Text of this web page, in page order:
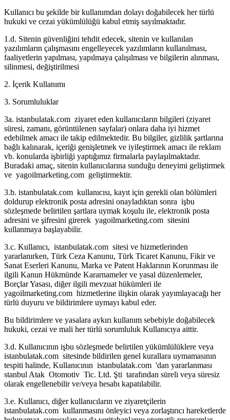
Kullanıcı bu şekilde bir kullanımdan dolayı doğabilecek her türlü
hukuki ve cezai yükümlülüğü kabul etmiş sayılmaktadır.
1.d. Sitenin güvenliğini tehdit edecek, sitenin ve kullanılan
yazılımların çalışmasını engelleyecek yazılımların kullanılması,
faaliyetlerin yapılması, yapılmaya çalışılması ve bilgilerin alınması,
silinmesi, değiştirilmesi
2. İçerik Kullanımı
3. Sorumluluklar
3a. istanbulatak.com ziyaret eden kullanıcıların bilgileri (ziyaret
süresi, zamanı, görüntülenen sayfalar) onlara daha iyi hizmet
edebilmek amacı ile takip edilmektedir. Bu bilgiler, gizlilik şartlarına
bağlı kalınarak, içeriği genişletmek ve iyileştirmek amacı ile reklam
vb. konularda işbirliği yaptığımız firmalarla paylaşılmaktadır.
Buradaki amaç, sitenin kullanıcılarına sunduğu deneyimi geliştirmek
ve yagoilmarketing.com geliştirmektir.
3.b. istanbulatak.com kullanıcısı, kayıt için gerekli olan bölümleri
doldurup elektronik posta adresini onayladıktan sonra işbu
sözleşmede belirtilen şartlara uymak koşulu ile, elektronik posta
adresini ve şifresini girerek yagoilmarketing.com sitesini
kullanmaya başlayabilir.
3.c. Kullanıcı, istanbulatak.com sitesi ve hizmetlerinden
yararlanırken, Türk Ceza Kanunu, Türk Ticaret Kanunu, Fikir ve
Sanat Eserleri Kanunu, Marka ve Patent Haklarının Korunması ile
ilgili Kanun Hükmünde Kararnameler ve yasal düzenlemeler,
Borçlar Yasası, diğer ilgili mevzuat hükümleri ile
yagoilmarketing.com hizmetlerine ilişkin olarak yayımlayacağı her
türlü duyuru ve bildirimlere uymayı kabul eder.
Bu bildirimlere ve yasalara aykırı kullanım sebebiyle doğabilecek
hukuki, cezai ve mali her türlü sorumluluk Kullanıcıya aittir.
3.d. Kullanıcının işbu sözleşmede belirtilen yükümlülüklere veya
istanbulatak.com sitesinde bildirilen genel kurallara uymamasının
tespiti halinde, Kullanıcının istanbulatak.com 'dan yararlanması
stanbul Atak Otomotiv Tic. Ltd. Şti tarafından süreli veya süresiz
olarak engellenebilir ve/veya hesabı kapatılabilir.
3.e. Kullanıcı, diğer kullanıcıların ve ziyaretçilerin
istanbulatak.com kullanmasını önleyici veya zorlaştırıcı hareketlerde